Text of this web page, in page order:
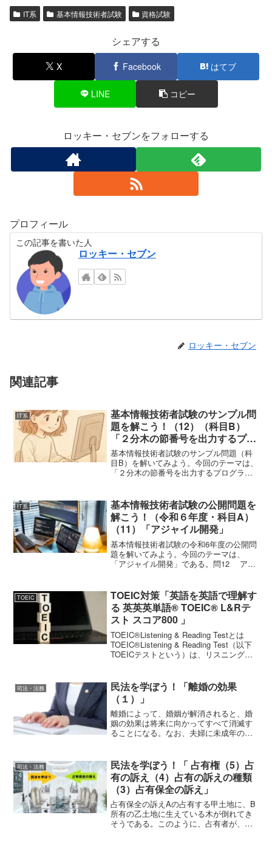
IT系 基本情報技術者試験 資格試験
シェアする
X Facebook はてブ
LINE コピー
ロッキー・セブンをフォローする
プロフィール
この記事を書いた人
ロッキー・セブン
ロッキー・セブン
関連記事
IT系
基本情報技術者試験のサンプル問
題を解こう！（12）（科目B）
「２分木の節番号を出力するプロ
グラム」
基本情報技術者試験のサンプル問題（科
目B）を解いてみよう。今回のテーマは、
「２分木の節番号を出力するプログラ
1，2，4，8，9，5，10，11，3...
IT系
基本情報技術者試験の公開問題を
解こう！（令和６年度・科目A）
（11）「アジャイル開発」
基本情報技術者試験の令和6年度の公開問
題を解いてみよう。今回のテーマは、
「アジャイル開発」である。問12 アジ
トのうち、毎日決まった時間に決まった
場所で行い、開発チー...
TOEIC
TOEIC対策「英語を英語で理解す
る 英英英単語® TOEIC® L&Rテ
スト スコア800 」
TOEIC®Listening & Reading Testとは
TOEIC®Listening & Reading Test（以下
TOEICテストという）は、リスニング
司法・法務
民法を学ぼう！「離婚の効果
（１）」
離婚によって、婚姻が解消されると、婚
姻の効果は将来に向かってすべて消滅す
ることになる。なお、夫婦に未成年の子
果については、別の機会で説明すること
にして、今回は、婚姻の解...
司法・法務
民法を学ぼう！「 占有権（5）占
有の訴え（4）占有の訴えの種類
（3）占有保全の訴え」
占有保全の訴えAの占有する甲土地に、B
所有の乙土地に生えている木が倒れてき
そうである。このように、占有者が、そ